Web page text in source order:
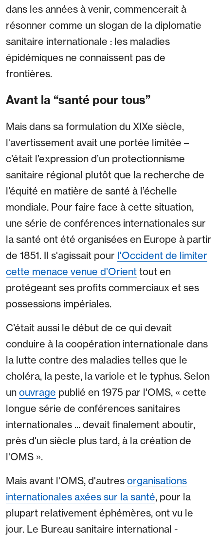
dans les années à venir, commencerait à
résonner comme un slogan de la diplomatie
sanitaire internationale : les maladies
épidémiques ne connaissent pas de
frontières.
Avant la “santé pour tous”
Mais dans sa formulation du XIXe siècle,
l'avertissement avait une portée limitée –
c’était l’expression d’un protectionnisme
sanitaire régional plutôt que la recherche de
l’équité en matière de santé à l’échelle
mondiale. Pour faire face à cette situation,
une série de conférences internationales sur
la santé ont été organisées en Europe à partir
de 1851. Il s'agissait pour l'Occident de limiter
cette menace venue d’Orient tout en
protégeant ses profits commerciaux et ses
possessions impériales.
C’était aussi le début de ce qui devait
conduire à la coopération internationale dans
la lutte contre des maladies telles que le
choléra, la peste, la variole et le typhus. Selon
un ouvrage publié en 1975 par l'OMS, « cette
longue série de conférences sanitaires
internationales ... devait finalement aboutir,
près d'un siècle plus tard, à la création de
l'OMS ».
Mais avant l'OMS, d'autres organisations
internationales axées sur la santé, pour la
plupart relativement éphémères, ont vu le
jour. Le Bureau sanitaire international -